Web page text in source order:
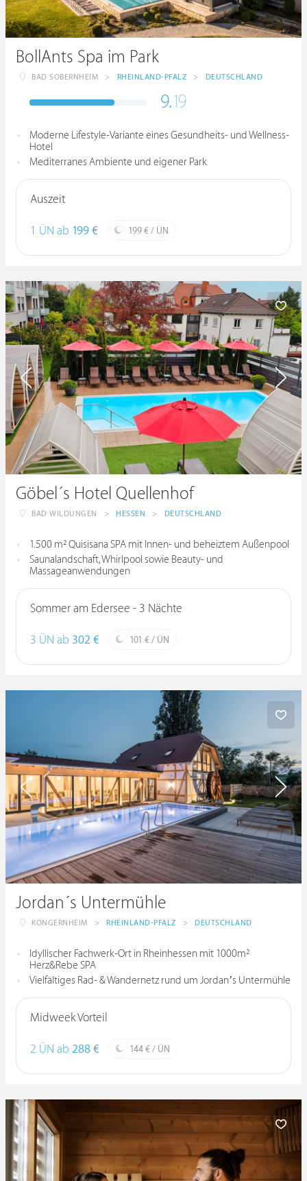
BollAnts Spa im Park
BAD SOBERNHEIM > RHEINLAND-PFALZ > DEUTSCHLAND
9.19
Moderne Lifestyle-Variante eines Gesundheits- und Wellness-
Hotel
Mediterranes Ambiente und eigener Park
Auszeit
1 ÜN ab 199 € 199 € / ÜN
Göbel´s Hotel Quellenhof
BAD WILDUNGEN > HESSEN > DEUTSCHLAND
1.500 m² Quisisana SPA mit Innen- und beheiztem Außenpool
Saunalandschaft, Whirlpool sowie Beauty- und
Massageanwendungen
Sommer am Edersee - 3 Nächte
3 ÜN ab 302 € 101 € / ÜN
Jordan´s Untermühle
KÖNGERNHEIM > RHEINLAND-PFALZ > DEUTSCHLAND
Idyllischer Fachwerk-Ort in Rheinhessen mit 1000m²
Herz&Rebe SPA
Vielfältiges Rad- & Wandernetz rund um Jordan’s Untermühle
Midweek Vorteil
2 ÜN ab 288 € 144 € / ÜN